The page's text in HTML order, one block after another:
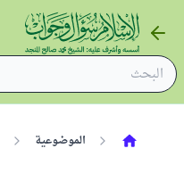
الموضوعية